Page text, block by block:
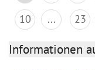
10
... 23
Informationen